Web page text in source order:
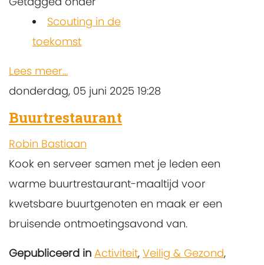
Scouting in de
toekomst
Lees meer...
donderdag, 05 juni 2025 19:28
Buurtrestaurant
Robin Bastiaan
Kook en serveer samen met je leden een
warme buurtrestaurant-maaltijd voor
kwetsbare buurtgenoten en maak er een
bruisende ontmoetingsavond van.
Gepubliceerd in Activiteit, Veilig & Gezond,